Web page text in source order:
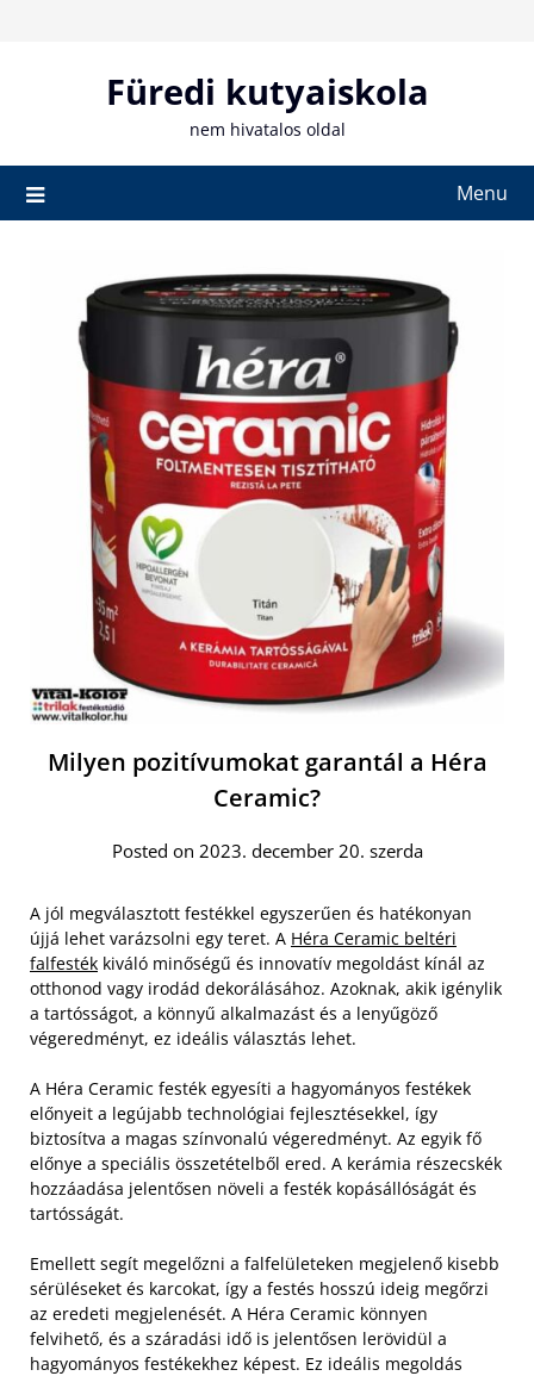
Füredi kutyaiskola
nem hivatalos oldal
Menu
Milyen pozitívumokat garantál a Héra
Ceramic?
Posted on 2023. december 20. szerda
A jól megválasztott festékkel egyszerűen és hatékonyan
újjá lehet varázsolni egy teret. A Héra Ceramic beltéri
falfesték kiváló minőségű és innovatív megoldást kínál az
otthonod vagy irodád dekorálásához. Azoknak, akik igénylik
a tartósságot, a könnyű alkalmazást és a lenyűgöző
végeredményt, ez ideális választás lehet.
A Héra Ceramic festék egyesíti a hagyományos festékek
előnyeit a legújabb technológiai fejlesztésekkel, így
biztosítva a magas színvonalú végeredményt. Az egyik fő
előnye a speciális összetételből ered. A kerámia részecskék
hozzáadása jelentősen növeli a festék kopásállóságát és
tartósságát.
Emellett segít megelőzni a falfelületeken megjelenő kisebb
sérüléseket és karcokat, így a festés hosszú ideig megőrzi
az eredeti megjelenését. A Héra Ceramic könnyen
felvihető, és a száradási idő is jelentősen lerövidül a
hagyományos festékekhez képest. Ez ideális megoldás